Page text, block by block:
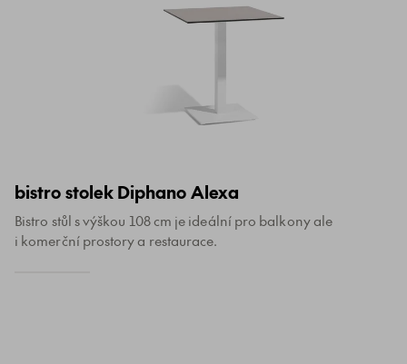
bistro stolek Diphano Alexa
Bistro stůl s výškou 108 cm je ideální pro balkony ale
i komerční prostory a restaurace.